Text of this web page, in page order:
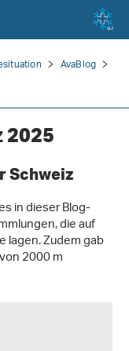
AvaBlog
2025
Schweiz
in dieser Blog-
die auf
Zudem gab
2000 m